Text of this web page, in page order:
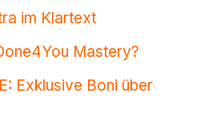
im Klartext
Mastery?
Exklusive Boni über